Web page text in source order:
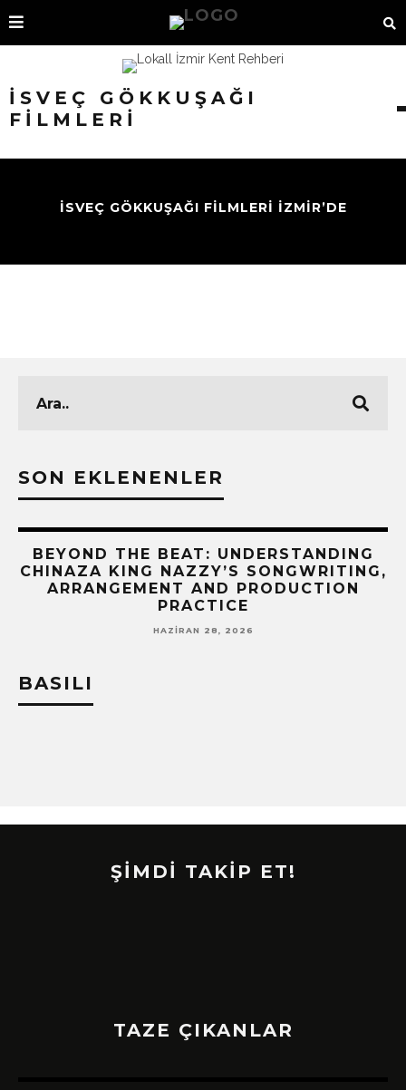
İSVEÇ GÖKKUŞAĞI
FILMLERI
İSVEÇ GÖKKUŞAĞI FİLMLERİ İZMİR’DE
SON EKLENENLER
BEYOND THE BEAT: UNDERSTANDING
CHINAZA KING NAZZY’S SONGWRITING,
ARRANGEMENT AND PRODUCTION
PRACTICE
HAZIRAN 28, 2026
BASILI
ŞİMDİ TAKİP ET!
TAZE ÇIKANLAR